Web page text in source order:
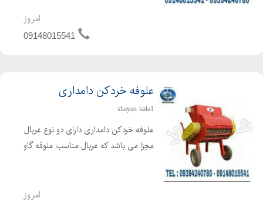
مخلوط شده و بحال...
امروز
09148015541
علوفه خردکن دامداری
shayan kala1
علوفه خردکن دامداری دارای دو نوع غربال
مجزا می باشد که غربال مناسب علوفه گاو
تیغه های تعبیه شده ثابت در بدنه و تیغه
امروز